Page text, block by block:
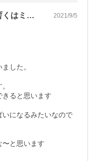
父親に買いました。手術して暫くはミキサ… 2021/9/5
した。
ると思います
いになるみたいなので
〜と思います